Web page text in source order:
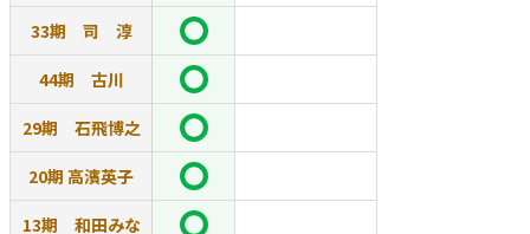
33期 司 淳
44期 古川
29期 石飛博之
20期 高濱英子
13期 和田みな